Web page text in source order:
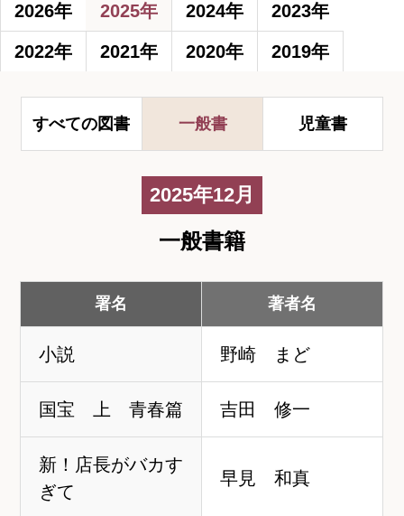
2026年 2025年 2024年 2023年
2022年 2021年 2020年 2019年
すべての図書 一般書 児童書
2025年12月
一般書籍
署名 著者名
小説 野崎 まど
国宝 上 青春篇 吉田 修一
新！店長がバカす
ぎて
早見 和真